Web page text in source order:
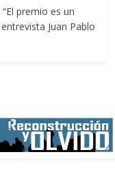
premio es un
Juan Pablo